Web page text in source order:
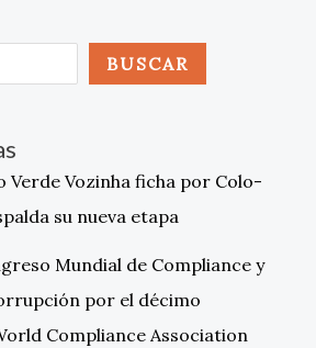
BUSCAR
Verde Vozinha ficha por Colo-
su nueva etapa
Mundial de Compliance y
por el décimo
Compliance Association